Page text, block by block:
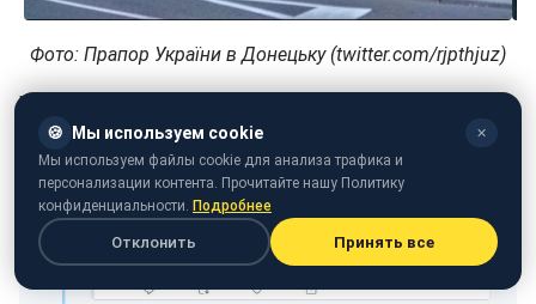
Фото: Прапор України в Донецьку (twitter.com/rjpthjuz)
"Він там три години провисів. "Диряві" боялися зняти",
- розповіли в мережі.
🍪 Мы используем cookie ✕
Мы используем файлы cookie для анализа трафика и
персонализации контента. Прочитайте нашу Политику
конфиденциальности. Подробнее
Отклонить Принять все